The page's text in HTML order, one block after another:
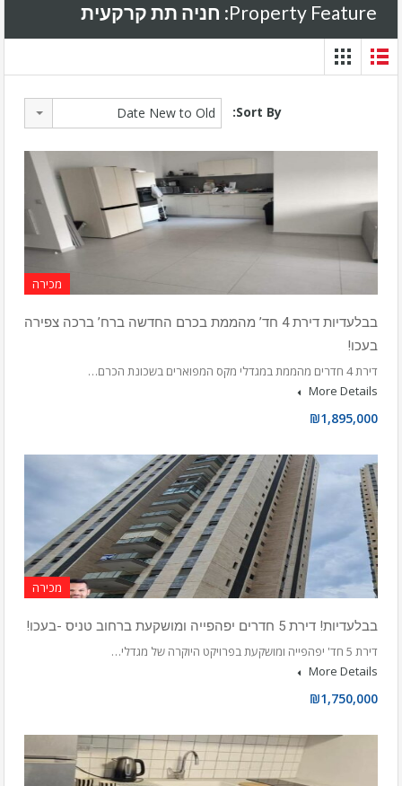
Property Feature: חניה תת קרקעית
Sort By:
Date New to Old
מכירה
בבלעדיות דירת 4 חד’ מהממת בכרם החדשה ברח’ ברכה צפירה
בעכו!
דירת 4 חדרים מהממת במגדלי מקס המפוארים בשכונת הכרם…
More Details
₪1,895,000
מכירה
בבלעדיות! דירת 5 חדרים יפהפייה ומושקעת ברחוב טניס -בעכו!
דירת 5 חד' יפהפייה ומושקעת בפרויקט היוקרה של מגדלי…
More Details
₪1,750,000